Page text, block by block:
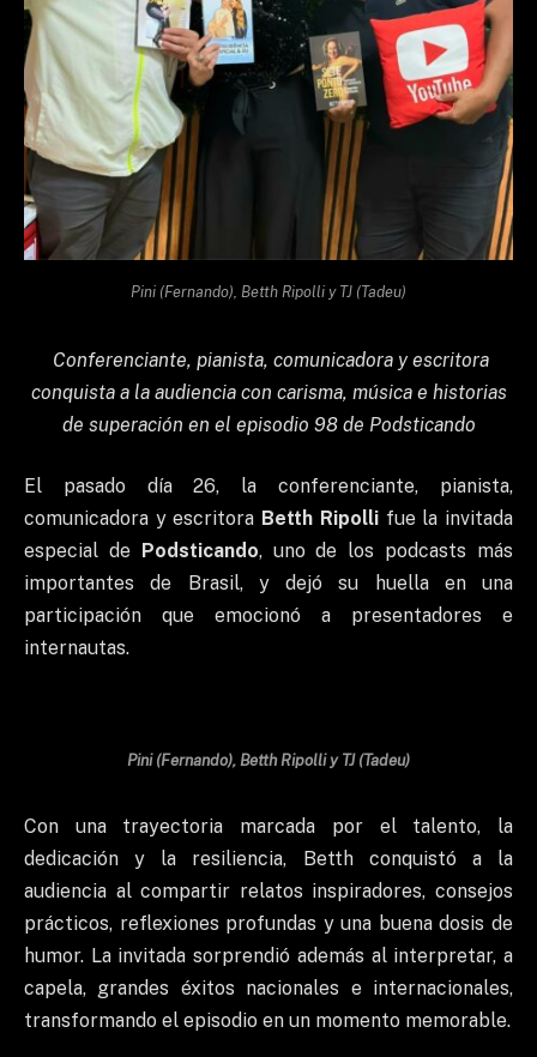
Pini (Fernando), Betth Ripolli y TJ (Tadeu)
Conferenciante, pianista, comunicadora y escritora
conquista a la audiencia con carisma, música e historias
de superación en el episodio 98 de Podsticando
El pasado día 26, la conferenciante, pianista,
comunicadora y escritora Betth Ripollifue la invitada
especial de
Podsticando, uno de los podcasts más
importantes de Brasil, y dejó su huella en una
participación que emocionó a presentadores e
internautas.
Pini (Fernando), Betth Ripolli y TJ (Tadeu)
Con una trayectoria marcada por el talento, la
dedicación y la resiliencia, Betth conquistó a la
audiencia al compartir relatos inspiradores, consejos
prácticos, reflexiones profundas y una buena dosis de
humor. La invitada sorprendió además al interpretar, a
capela, grandes éxitos nacionales e internacionales,
transformando el episodio en un momento memorable.